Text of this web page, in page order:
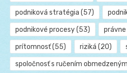
podniková stratégia (57)
podnikové procesy(53)
prítomnosť(55) riziká (20)
spoločnosť s ručením obmedzeným